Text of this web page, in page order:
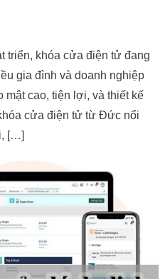
triển, khóa cửa điện tử đang
gia đình và doanh nghiệp
mật cao, tiện lợi, và thiết kế
cửa điện tử từ Đức nổi
[…]